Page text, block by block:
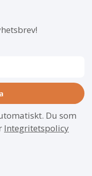
Du som
Integritetspolicy